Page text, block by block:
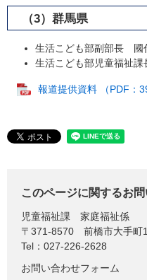
（3）群馬県
生活こども部副部長
生活こども部児童福祉
報道提供資料 （PDF：
このページに関するお
児童福祉課
家庭福祉係
〒371-8570
前橋市大手町
Tel：027-226-2628
お問い合わせフォーム